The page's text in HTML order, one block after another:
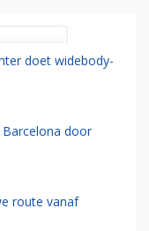
doet widebody-
door
route vanaf